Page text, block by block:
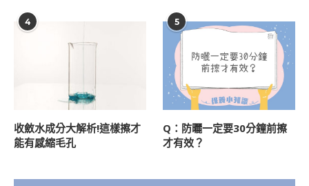
4
收斂水成分大解析!這樣擦才
能有感縮毛孔
5
Q：防曬一定要30分鐘前擦
才有效？